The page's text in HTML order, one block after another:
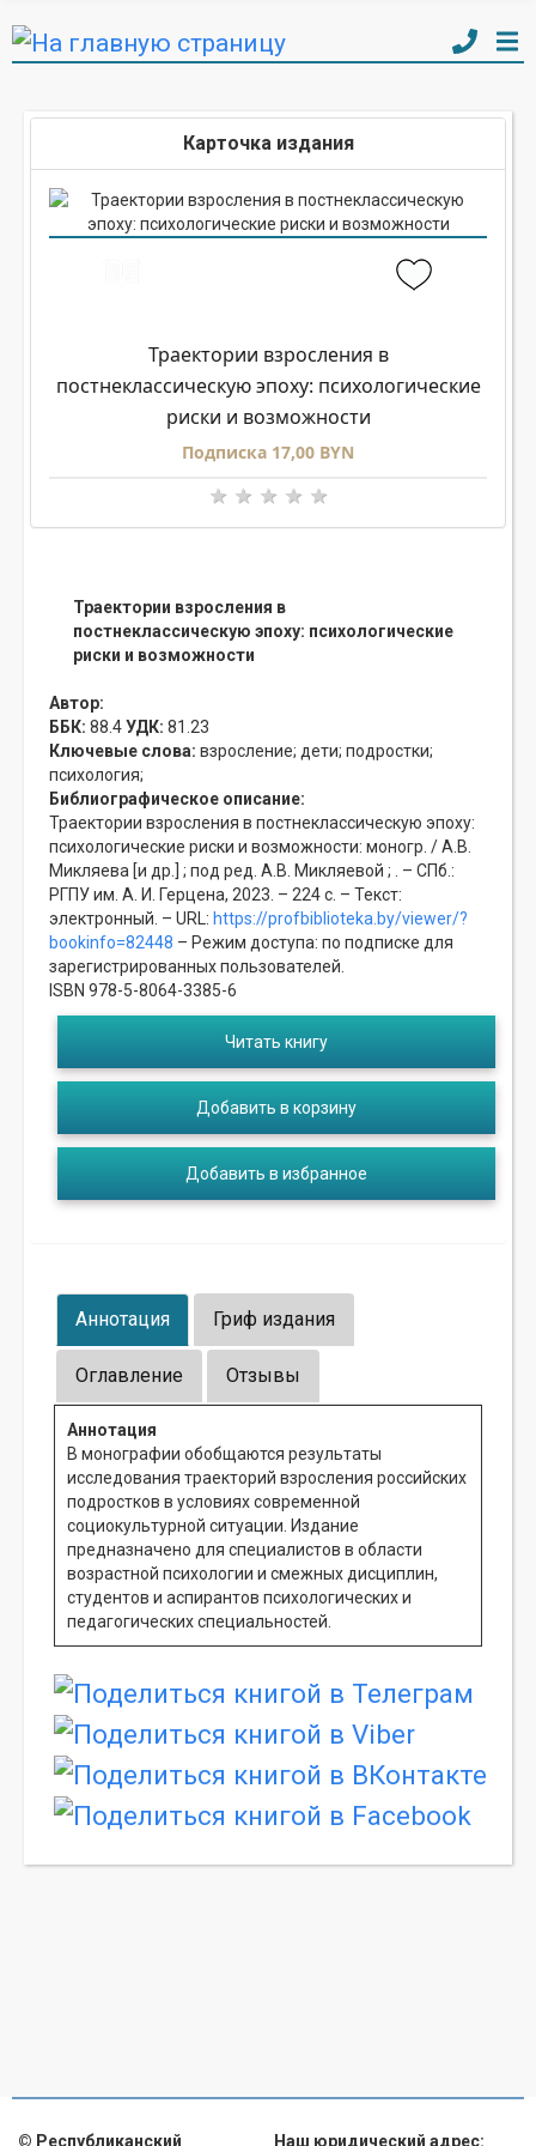
Карточка издания
Траектории взросления в
постнеклассическую эпоху: психологические
риски и возможности
Подписка 17,00 BYN
Траектории взросления в
постнеклассическую эпоху: психологические
риски и возможности
Автор:
ББК: 88.4УДК: 81.23
Ключевые слова: взросление; дети; подростки;
психология;
Библиографическое описание:
Траектории взросления в постнеклассическую эпоху:
психологические риски и возможности: моногр. / А.В.
Микляева [и др.] ; под ред. А.В. Микляевой ; . – СПб.:
РГПУ им. А. И. Герцена, 2023. – 224 с. – Текст:
электронный. – URL: https://profbiblioteka.by/viewer/?
bookinfo=82448 – Режим доступа: по подписке для
зарегистрированных пользователей.
ISBN 978-5-8064-3385-6
Читать книгу
Добавить в корзину
Добавить в избранное
Аннотация Гриф издания
Оглавление Отзывы
Аннотация
В монографии обобщаются результаты
исследования траекторий взросления российских
подростков в условиях современной
социокультурной ситуации. Издание
предназначено для специалистов в области
возрастной психологии и смежных дисциплин,
студентов и аспирантов психологических и
педагогических специальностей.
© Республиканский Наш юридический адрес: